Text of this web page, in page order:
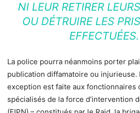
NI LEUR RETIRER
OU DÉTRUIRE LES
La police pourra néanmoins porter
publication diffamatoire ou injurieuse.
exception est faite aux fonctionnaires
spécialisés de la force d’intervention